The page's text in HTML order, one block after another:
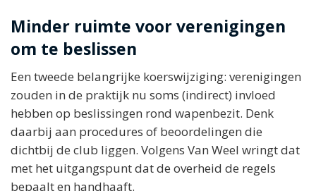
Minder ruimte voor verenigingen
om te beslissen
Een tweede belangrijke koerswijziging: verenigingen
zouden in de praktijk nu soms (indirect) invloed
hebben op beslissingen rond wapenbezit. Denk
daarbij aan procedures of beoordelingen die
dichtbij de club liggen. Volgens Van Weel wringt dat
met het uitgangspunt dat de overheid de regels
bepaalt en handhaaft.